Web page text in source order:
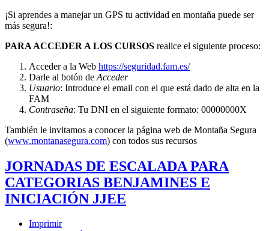
¡Si aprendes a manejar un GPS tu actividad en montaña puede ser
más segura!:
PARA ACCEDER A LOS CURSOS realice el siguiente proceso:
Acceder a la Web https://seguridad.fam.es/
Darle al botón de Acceder
Usuario: Introduce el email con el que está dado de alta en la
FAM
Contraseña: Tu DNI en el siguiente formato: 00000000X
También le invitamos a conocer la página web de Montaña Segura
(www.montanasegura.com) con todos sus recursos
JORNADAS DE ESCALADA PARA
CATEGORIAS BENJAMINES E
INICIACIÓN JJEE
Imprimir